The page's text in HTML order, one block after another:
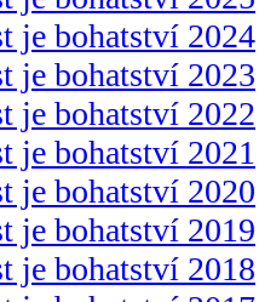
je bohatství 2024
je bohatství 2023
je bohatství 2022
je bohatství 2021
je bohatství 2020
je bohatství 2019
je bohatství 2018